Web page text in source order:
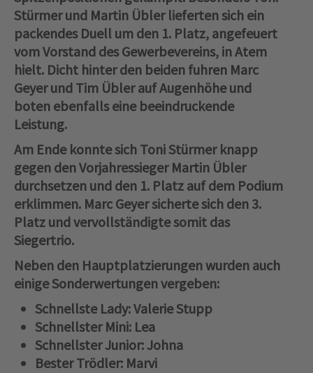
Stürmer und Martin Übler lieferten sich ein
packendes Duell um den 1. Platz, angefeuert
vom Vorstand des Gewerbevereins, in Atem
hielt. Dicht hinter den beiden fuhren Marc
Geyer und Tim Übler auf Augenhöhe und
boten ebenfalls eine beeindruckende
Leistung.
Am Ende konnte sich Toni Stürmer knapp
gegen den Vorjahressieger Martin Übler
durchsetzen und den 1. Platz auf dem Podium
erklimmen. Marc Geyer sicherte sich den 3.
Platz und vervollständigte somit das
Siegertrio.
Neben den Hauptplatzierungen wurden auch
einige Sonderwertungen vergeben:
Schnellste Lady: Valerie Stupp
Schnellster Mini: Lea
Schnellster Junior: Johna
Bester Trödler: Marvi